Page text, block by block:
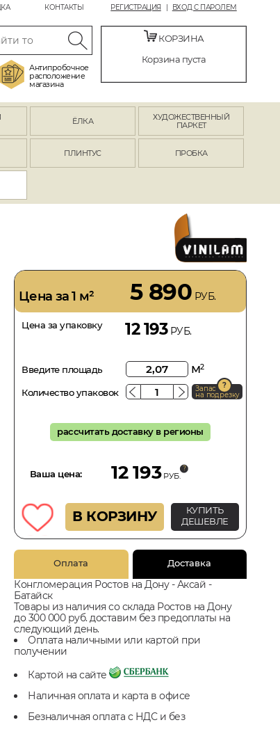
РЕГИСТРАЦИЯ ВХОД С ПАРОЛЕМ
КОНТАКТЫ
Антипробочное
расположение
магазина
КОРЗИНА
Корзина пуста
ЁЛКА
ХУДОЖЕСТВЕННЫЙ
ПАРКЕТ
ПЛИНТУС ПРОБКА
Цена за 1 м² 5 890 РУБ.
Цена за упаковку 12 193РУБ.
Введите площадь м2
Количество упаковок Запас
на подрезку
рассчитать доставку в регионы
Ваша цена: 12 193 РУБ.
В КОРЗИНУ
КУПИТЬ
ДЕШЕВЛЕ
Оплата Доставка
Конгломерация Ростов на Дону - Аксай -
Батайск
Товары из наличия со склада Ростов на Дону
до 300 000 руб. доставим без предоплаты на
следующий день.
Оплата наличными или картой при
получении
Картой на сайте
Наличная оплата и карта в офисе
Безналичная оплата с НДС и без